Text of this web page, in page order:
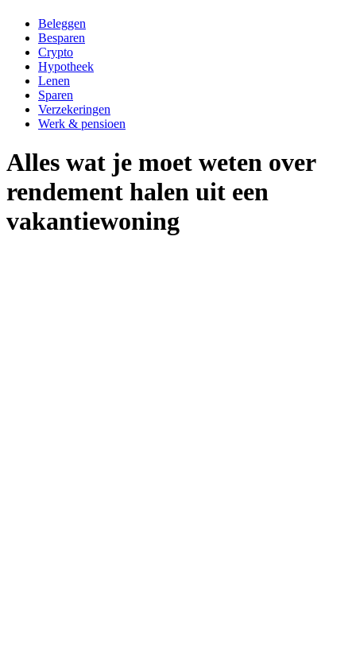
Beleggen
Besparen
Crypto
Hypotheek
Lenen
Sparen
Verzekeringen
Werk & pensioen
Alles wat je moet weten over
rendement halen uit een
vakantiewoning